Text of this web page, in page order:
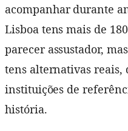
acompanhar durante
Lisboa tens mais de
parecer assustador,
tens alternativas reais,
instituições de
história.